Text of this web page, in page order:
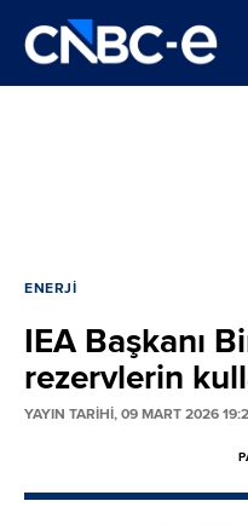
ENERJI
IEA Başkanı
rezervlerin
YAYIN TARİHİ, 09 MART 2026